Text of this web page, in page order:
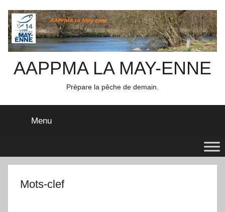
au
contenu
AAPPMA LA MAY-ENNE
Prèpare la pêche de demain.
Menu
Mots-clef